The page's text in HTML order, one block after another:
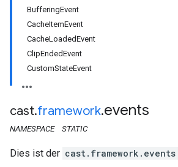
BufferingEvent
CacheItemEvent
CacheLoadedEvent
ClipEndedEvent
CustomStateEvent
cast.framework.events
NAMESPACE STATIC
Dies ist der cast.framework.events